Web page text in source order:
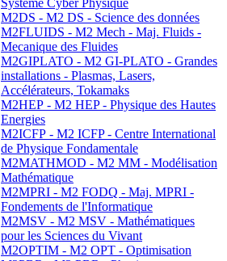
Système Cyber Physique
M2DS - M2 DS - Science des données
M2FLUIDS - M2 Mech - Maj. Fluids -
Mecanique des Fluides
M2GIPLATO - M2 GI-PLATO - Grandes
installations - Plasmas, Lasers,
Accélérateurs, Tokamaks
M2HEP - M2 HEP - Physique des Hautes
Energies
M2ICFP - M2 ICFP - Centre International
de Physique Fondamentale
M2MATHMOD - M2 MM - Modélisation
Mathématique
M2MPRI - M2 FODQ - Maj. MPRI -
Fondements de l'Informatique
M2MSV - M2 MSV - Mathématiques
pour les Sciences du Vivant
M2OPTIM - M2 OPT - Optimisation